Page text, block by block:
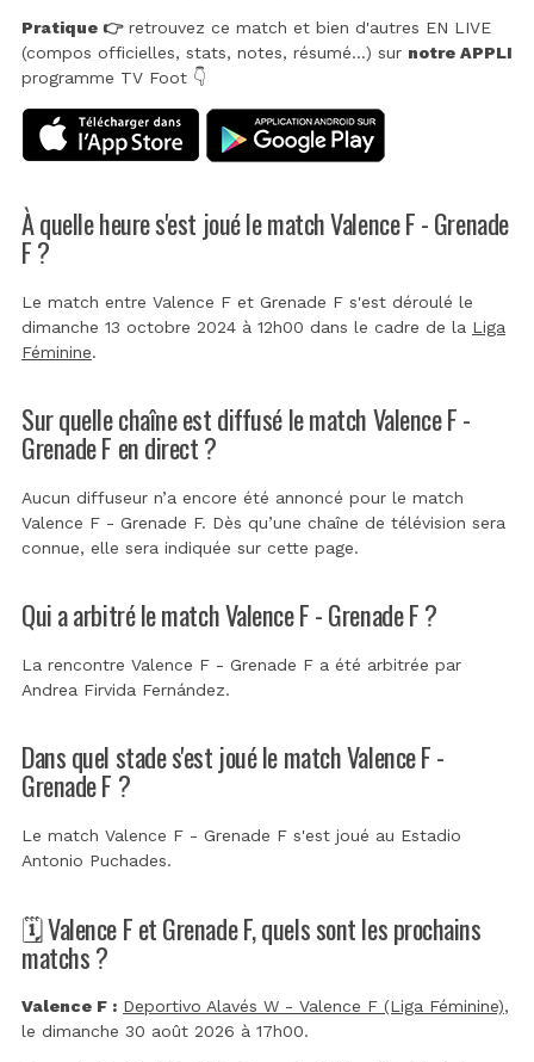
Pratique 👉retrouvez ce match et bien d'autres EN LIVE
(compos officielles, stats, notes, résumé...) sur notre APPLI
programme TV Foot 👇
À quelle heure s'est joué le match Valence F - Grenade
F ?
Le match entre Valence F et Grenade F s'est déroulé le
dimanche 13 octobre 2024 à 12h00 dans le cadre de la Liga
Féminine.
Sur quelle chaîne est diffusé le match Valence F -
Grenade F en direct ?
Aucun diffuseur n’a encore été annoncé pour le match
Valence F - Grenade F. Dès qu’une chaîne de télévision sera
connue, elle sera indiquée sur cette page.
Qui a arbitré le match Valence F - Grenade F ?
La rencontre Valence F - Grenade F a été arbitrée par
Andrea Firvida Fernández.
Dans quel stade s'est joué le match Valence F -
Grenade F ?
Le match Valence F - Grenade F s'est joué au Estadio
Antonio Puchades.
🗓️ Valence F et Grenade F, quels sont les prochains
matchs ?
Valence F : Deportivo Alavés W - Valence F (Liga Féminine),
le dimanche 30 août 2026 à 17h00.